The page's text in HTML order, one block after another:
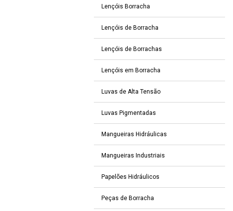
Lençóis Borracha
Lençóis de Borracha
Lençóis de Borrachas
Lençóis em Borracha
Luvas de Alta Tensão
Luvas Pigmentadas
Mangueiras Hidráulicas
Mangueiras Industriais
Papelões Hidráulicos
Peças de Borracha